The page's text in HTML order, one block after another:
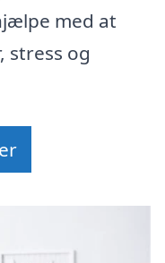
med at
stress og